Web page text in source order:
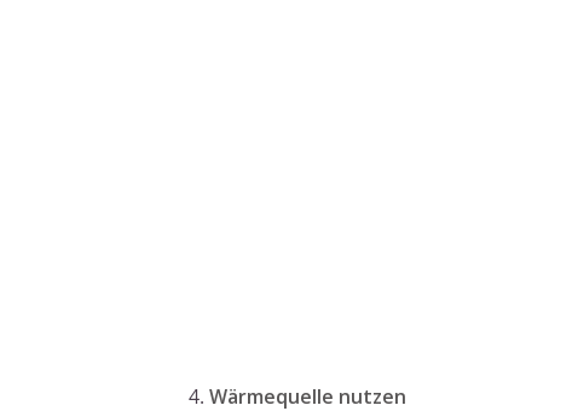
4. Wärmequelle nutzen